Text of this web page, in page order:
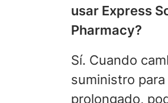
usar Express
Pharmacy?
Sí. Cuando
suministro
prolongado,